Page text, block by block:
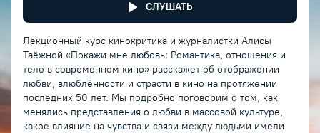
СЛУШАТЬ
Лекционный курс кинокритика и журналистки Алисы
Таёжной «Покажи мне любовь: Романтика, отношения и
тело в современном кино» расскажет об отображении
любви, влюблённости и страсти в кино на протяжении
последних 50 лет. Мы подробно поговорим о том, как
менялись представления о любви в массовой культуре,
какое влияние на чувства и связи между людьми имели